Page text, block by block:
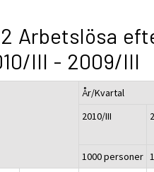
Arbetslösa
III - 2009/III
År/Kvartal
2010/III
1000 personer